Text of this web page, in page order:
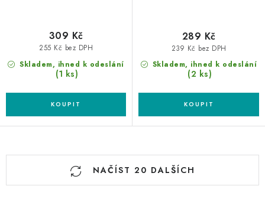
Skladem, ihned k odeslání
(1 ks)
255 Kč bez DPH
309 Kč
Skladem, ihned k odeslání
(2 ks)
239 Kč bez DPH
289 Kč
NAČÍST 20 DALŠÍCH